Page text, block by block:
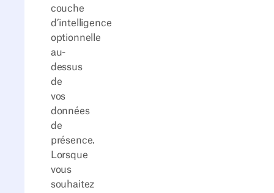
couche
d’intelligence
optionnelle
au-
dessus
de
vos
données
de
présence.
Lorsque
vous
souhaitez